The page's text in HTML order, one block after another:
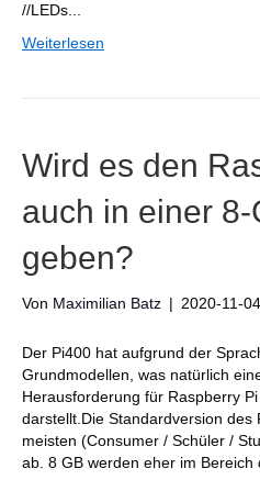
//LEDs...
Weiterlesen
Wird es den
auch in einer 8-
geben?
Von Maximilian Batz | 2020-11-04
Der Pi400 hat aufgrund der
Grundmodellen, was natürlich
Herausforderung für Raspberry
darstellt.Die Standardversion des
meisten (Consumer / Schüler /
ab. 8 GB werden eher im Bereich